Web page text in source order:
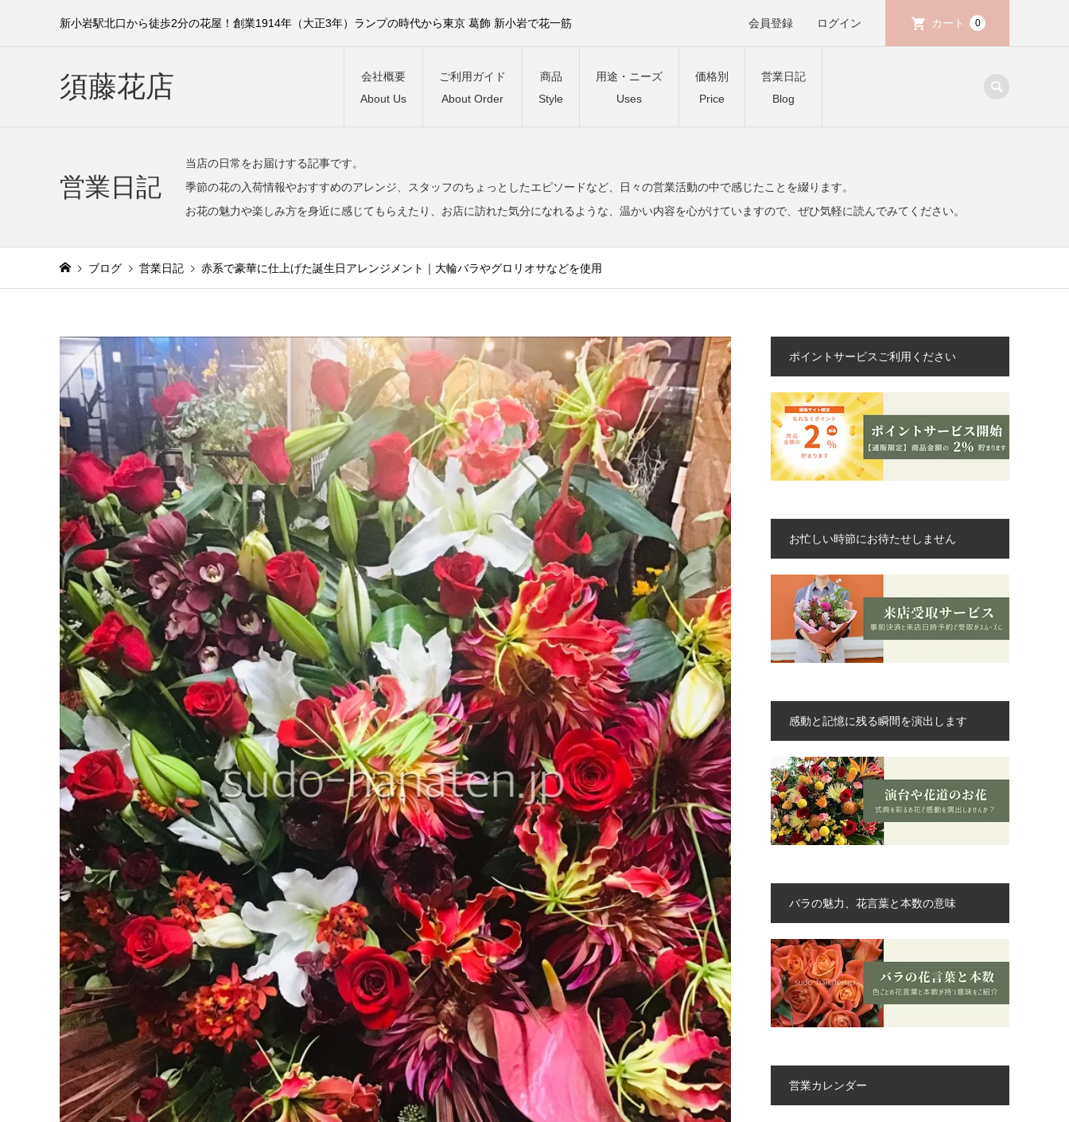
新小岩駅北口から徒歩2分の花屋！創業1914年（大正3年）ランプの時代から東京 葛飾 新小岩で花一筋 会員登録 ログイン カート 0
須藤花店
会社概要
About Us
ご利用ガイド
About Order
商品
Style
用途・ニーズ
Uses
価格別
Price
営業日記
Blog
営業日記
当店の日常をお届けする記事です。
季節の花の入荷情報やおすすめのアレンジ、スタッフのちょっとしたエピソードなど、日々の営業活動の中で感じたことを綴ります。
お花の魅力や楽しみ方を身近に感じてもらえたり、お店に訪れた気分になれるような、温かい内容を心がけていますので、ぜひ気軽に読んでみてください。
ブログ 営業日記 赤系で豪華に仕上げた誕生日アレンジメント｜大輪バラやグロリオサなどを使用
ポイントサービスご利用ください
お忙しい時節にお待たせしません
感動と記憶に残る瞬間を演出します
バラの魅力、花言葉と本数の意味
営業カレンダー